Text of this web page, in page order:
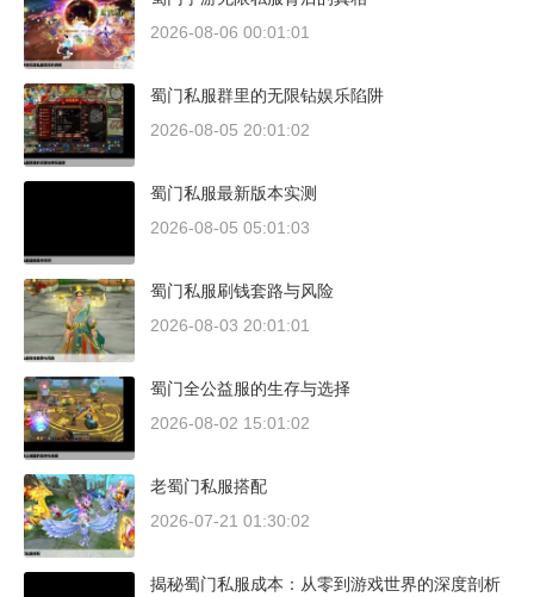
2026-08-06 00:01:01
蜀门私服群里的无限钻娱乐陷阱
2026-08-05 20:01:02
蜀门私服最新版本实测
2026-08-05 05:01:03
蜀门私服刷钱套路与风险
2026-08-03 20:01:01
蜀门全公益服的生存与选择
2026-08-02 15:01:02
老蜀门私服搭配
2026-07-21 01:30:02
揭秘蜀门私服成本：从零到游戏世界的深度剖析